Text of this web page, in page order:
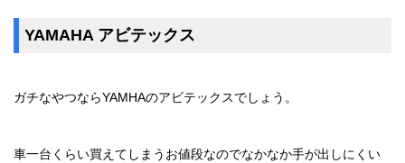
YAMAHA アビテックス
ガチなやつならYAMHAのアビテックスでしょう。
車一台くらい買えてしまうお値段なのでなかなか手が出しにくい